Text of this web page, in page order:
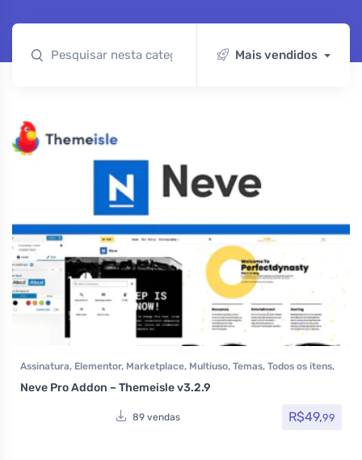
Mais vendidos
Assinatura, Elementor, Marketplace, Multiuso, Temas, Todos os itens,
Neve Pro Addon – Themeisle v3.2.9
89 vendas R$49,99